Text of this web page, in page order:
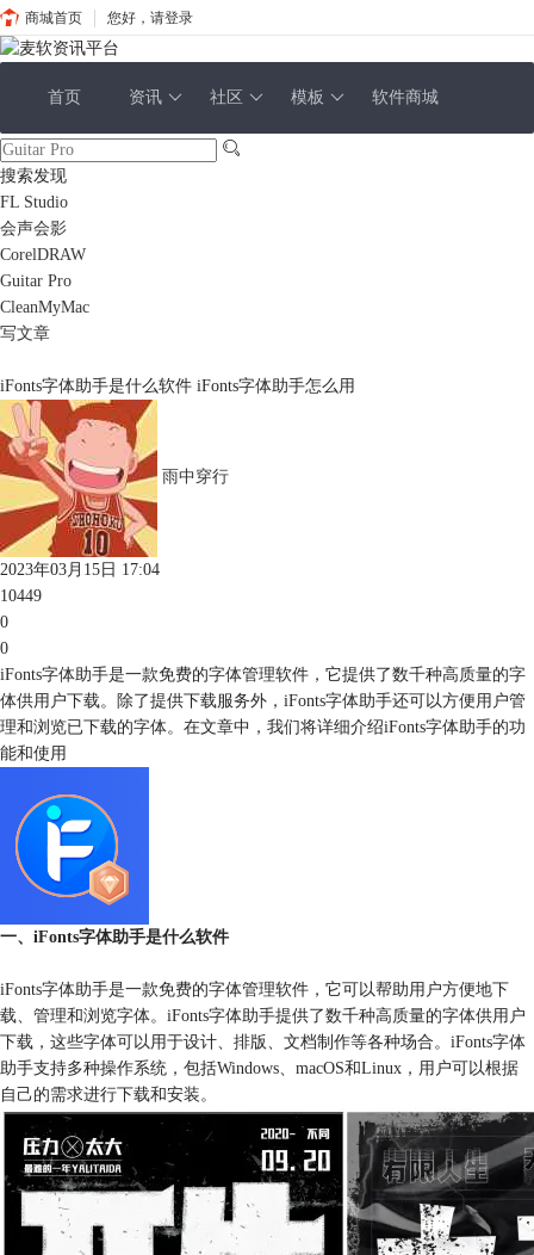
商城首页 您好，请登录
首页 资讯 社区 模板 软件商城
搜索发现
FL Studio
会声会影
CorelDRAW
Guitar Pro
CleanMyMac
写文章
iFonts字体助手是什么软件 iFonts字体助手怎么用
雨中穿行
2023年03月15日 17:04
10449
0
0
iFonts字体助手是一款免费的字体管理软件，它提供了数千种高质量的字
体供用户下载。除了提供下载服务外，iFonts字体助手还可以方便用户管
理和浏览已下载的字体。在文章中，我们将详细介绍iFonts字体助手的功
能和使用
一、iFonts字体助手是什么软件
iFonts字体助手是一款免费的字体管理软件，它可以帮助用户方便地下
载、管理和浏览字体。iFonts字体助手提供了数千种高质量的字体供用户
下载，这些字体可以用于设计、排版、文档制作等各种场合。iFonts字体
助手支持多种操作系统，包括Windows、macOS和Linux，用户可以根据
自己的需求进行下载和安装。